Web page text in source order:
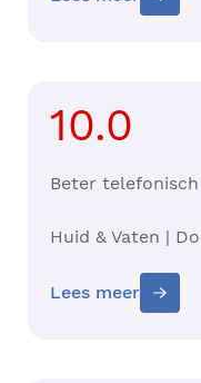
10.0
Beter
Huid & Vaten |
Lees meer